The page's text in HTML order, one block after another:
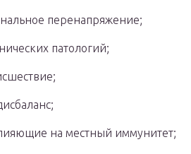
перенапряжение;
патологий;
на местный иммунитет;